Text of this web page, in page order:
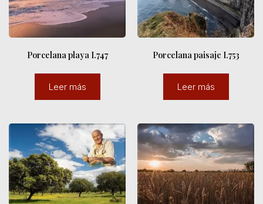
Porcelana playa I.747
Leer más
Porcelana paisaje I.753
Leer más